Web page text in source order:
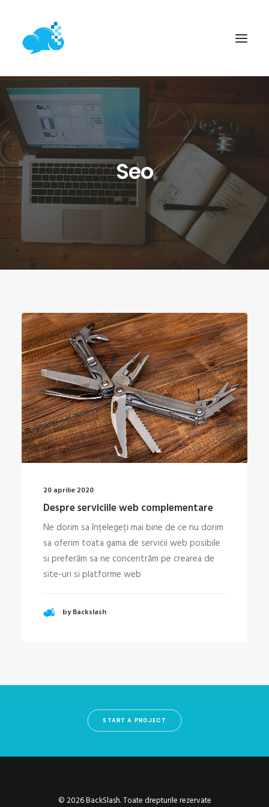
SERVICII WEB
PROIECTE
ARTICOLE
CONTACT
Seo
20 aprilie 2020
Despre serviciile web complementare
Ne dorim sa înțelegeți mai bine de ce nu dorim
sa oferim toata gama de servicii web posibile
si preferăm sa ne concentrăm pe crearea de
site-uri si platforme web
by Backslash
START A PROJECT
© 2026 BackSlash. Toate drepturile rezervate